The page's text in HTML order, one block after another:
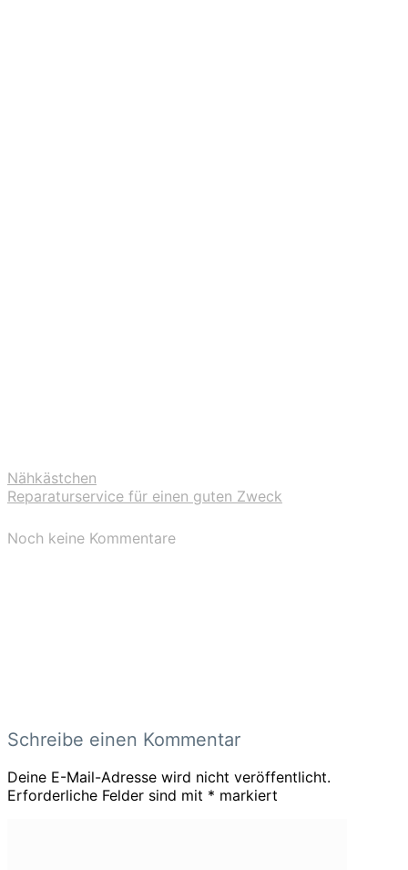
Nähkästchen
Reparaturservice für einen guten Zweck
Noch keine Kommentare
Schreibe einen Kommentar
Deine E-Mail-Adresse wird nicht veröffentlicht.
Erforderliche Felder sind mit * markiert